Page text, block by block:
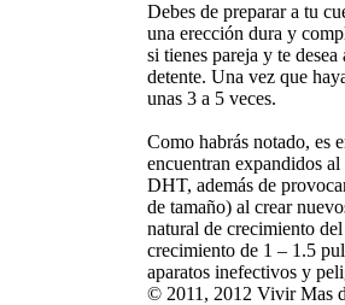
Debes de preparar a tu
una erección dura y
si tienes pareja y te
detente. Una vez que
unas 3 a 5 veces.
Como habrás notado, es
encuentran expandidos
DHT, además de
de tamaño) al crear
natural de crecimiento
crecimiento de 1 – 1.5
aparatos inefectivos y
© 2011, 2012 Vivir Mas